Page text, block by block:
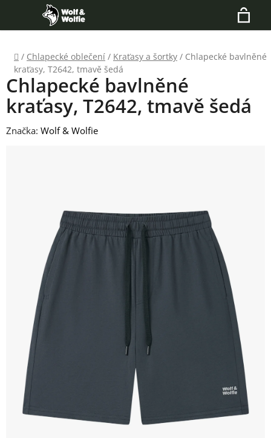
obsah
Hledat
Domů
/ Chlapecké oblečení / Kraťasy a šortky / Chlapecké bavlněné
kraťasy, T2642, tmavě šedá
Chlapecké bavlněné
kraťasy, T2642, tmavě šedá
Značka: Wolf & Wolfie